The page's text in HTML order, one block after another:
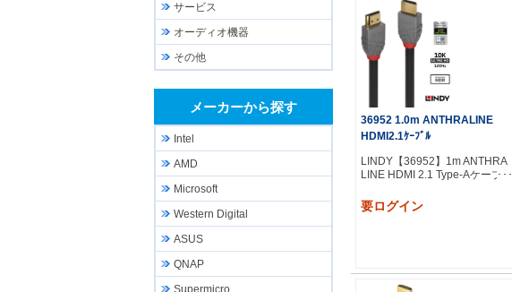
36952 1.0m ANTHRALINE
HDMI2.1ｹｰﾌﾞﾙ
LINDY【36952】1m ANTHRA
LINE HDMI 2.1 Type-Aケーブル
要ログイン
サービス
オーディオ機器
その他
メーカーから探す
Intel
AMD
Microsoft
Western Digital
ASUS
QNAP
Supermicro